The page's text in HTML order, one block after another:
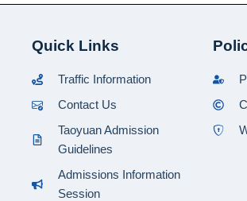
Quick Links
Traffic Information
Contact Us
Taoyuan Admission
Guidelines
Admissions Information
Session